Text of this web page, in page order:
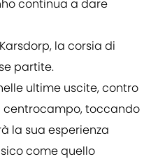
continua a dare
la corsia di
partite.
ultime uscite, contro
centrocampo, toccando
la sua esperienza
come quello